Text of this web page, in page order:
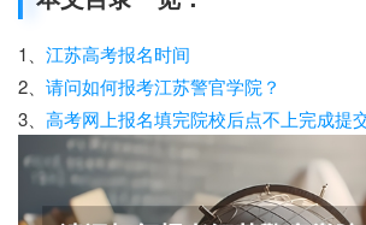
1、 江苏高考报名时间
2、 请问如何报考江苏警官学院？
3、 高考网上报名填完院校后点不上完成提